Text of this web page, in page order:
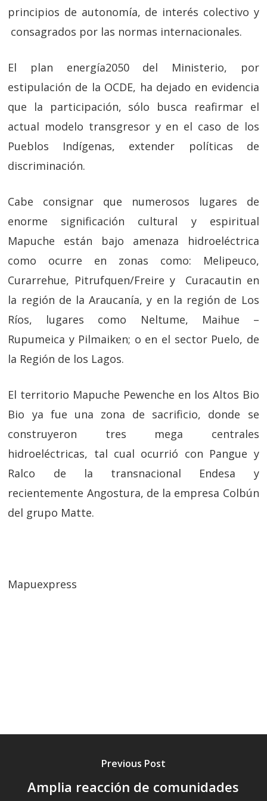
principios de autonomía, de interés colectivo y
consagrados por las normas internacionales.
El plan energía2050 del Ministerio, por
estipulación de la OCDE, ha dejado en evidencia
que la participación, sólo busca reafirmar el
actual modelo transgresor y en el caso de los
Pueblos Indígenas, extender políticas de
discriminación.
Cabe consignar que numerosos lugares de
enorme significación cultural y espiritual
Mapuche están bajo amenaza hidroeléctrica
como ocurre en zonas como: Melipeuco,
Curarrehue, Pitrufquen/Freire y Curacautin en
la región de la Araucanía, y en la región de Los
Ríos, lugares como Neltume, Maihue –
Rupumeica y Pilmaiken; o en el sector Puelo, de
la Región de los Lagos.
El territorio Mapuche Pewenche en los Altos Bio
Bio ya fue una zona de sacrificio, donde se
construyeron tres mega centrales
hidroeléctricas, tal cual ocurrió con Pangue y
Ralco de la transnacional Endesa y
recientemente Angostura, de la empresa Colbún
del grupo Matte.
Mapuexpress
Previous Post
Amplia reacción de comunidades